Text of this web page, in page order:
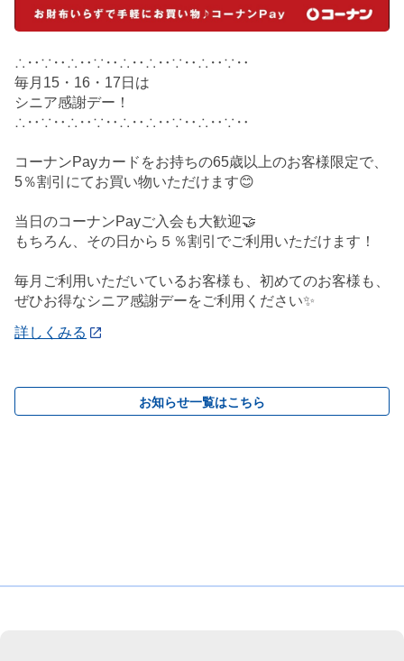
∴‥∵‥∴‥∵‥∴‥∴‥∵‥∴‥∵‥
毎月15・16・17日は
シニア感謝デー！
∴‥∵‥∴‥∵‥∴‥∴‥∵‥∴‥∵‥
コーナンPayカードをお持ちの65歳以上のお客様限定で、
5％割引にてお買い物いただけます😊
当日のコーナンPayご入会も大歓迎🤝
もちろん、その日から５％割引でご利用いただけます！
毎月ご利用いただいているお客様も、初めてのお客様も、
ぜひお得なシニア感謝デーをご利用ください✨
詳しくみる
お知らせ一覧はこちら